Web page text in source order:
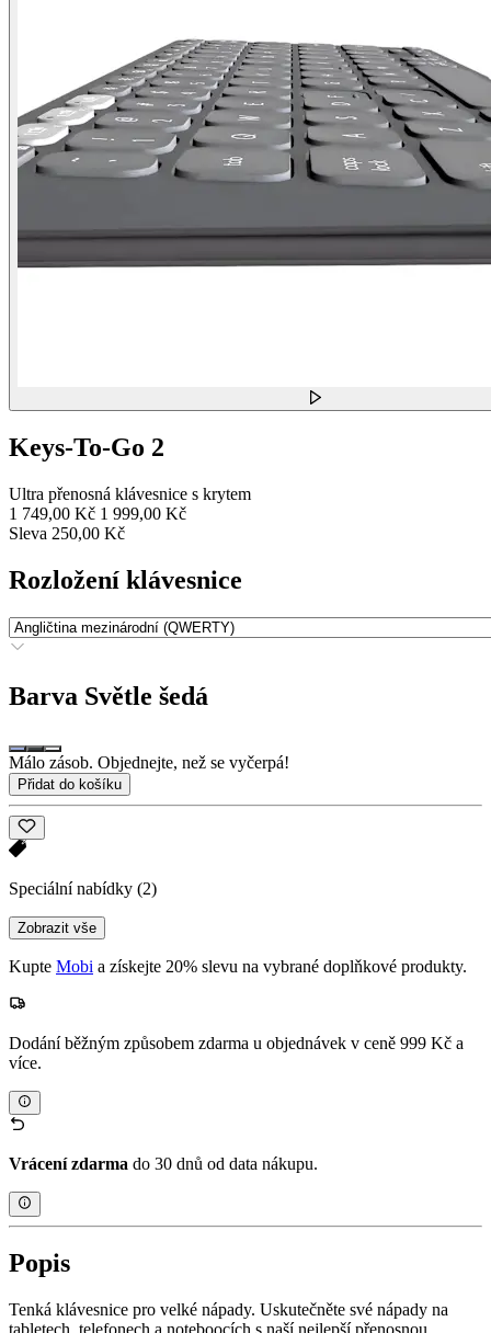
Keys-To-Go 2
Ultra přenosná klávesnice s krytem
1 749,00 Kč 1 999,00 Kč
Sleva 250,00 Kč
Rozložení klávesnice
Barva Světle šedá
Málo zásob. Objednejte, než se vyčerpá!
Přidat do košíku
Speciální nabídky (2)
Zobrazit vše
Kupte Mobi a získejte 20% slevu na vybrané doplňkové produkty.
Dodání běžným způsobem zdarma u objednávek v ceně 999 Kč a
více.
Vrácení zdarma do 30 dnů od data nákupu.
Popis
Tenká klávesnice pro velké nápady. Uskutečněte své nápady na